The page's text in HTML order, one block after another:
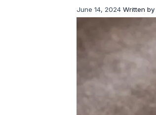
June 14, 2024 Written by